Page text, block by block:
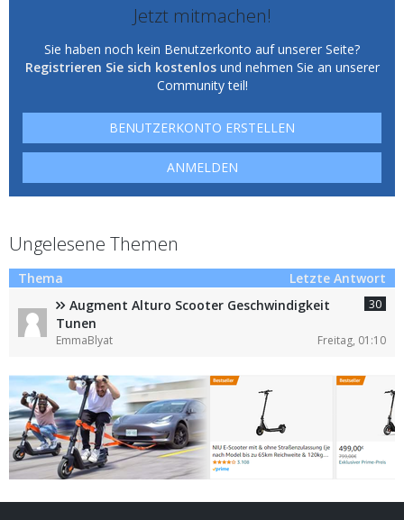
Jetzt mitmachen!
Sie haben noch kein Benutzerkonto auf unserer Seite?
Registrieren Sie sich kostenlosund nehmen Sie an unserer
Community teil!
BENUTZERKONTO ERSTELLEN
ANMELDEN
Ungelesene Themen
Thema
Letzte Antwort
Augment Alturo Scooter Geschwindigkeit
Tunen
30
EmmaBlyat Freitag, 01:10